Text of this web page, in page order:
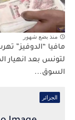
منذ بضع شهور
مافيا “الدوفيز”
لتونس بعد انهيار
السوق...
الجزائر